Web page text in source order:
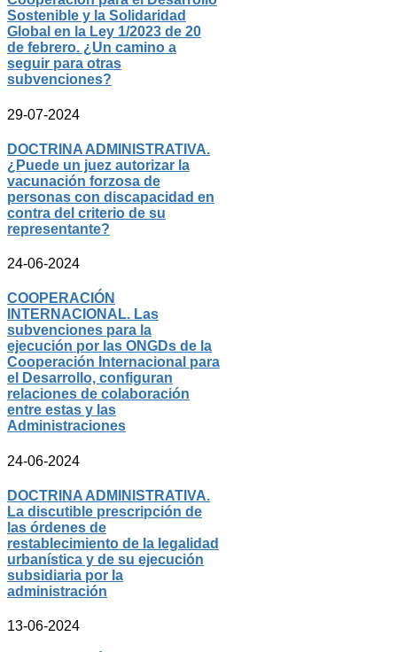
Sostenible y la Solidaridad
Global en la Ley 1/2023 de 20
de febrero. ¿Un camino a
seguir para otras
subvenciones?
29-07-2024
DOCTRINA ADMINISTRATIVA.
¿Puede un juez autorizar la
vacunación forzosa de
personas con discapacidad en
contra del criterio de su
representante?
24-06-2024
COOPERACIÓN
INTERNACIONAL. Las
subvenciones para la
ejecución por las ONGDs de la
Cooperación Internacional para
el Desarrollo, configuran
relaciones de colaboración
entre estas y las
Administraciones
24-06-2024
DOCTRINA ADMINISTRATIVA.
La discutible prescripción de
las órdenes de
restablecimiento de la legalidad
urbanística y de su ejecución
subsidiaria por la
administración
13-06-2024